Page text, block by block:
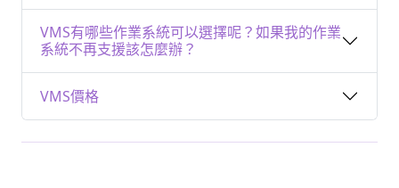
VMS有哪些作業系統可以選擇呢？如果我的作業
系統不再支援該怎麼辦？
VMS價格